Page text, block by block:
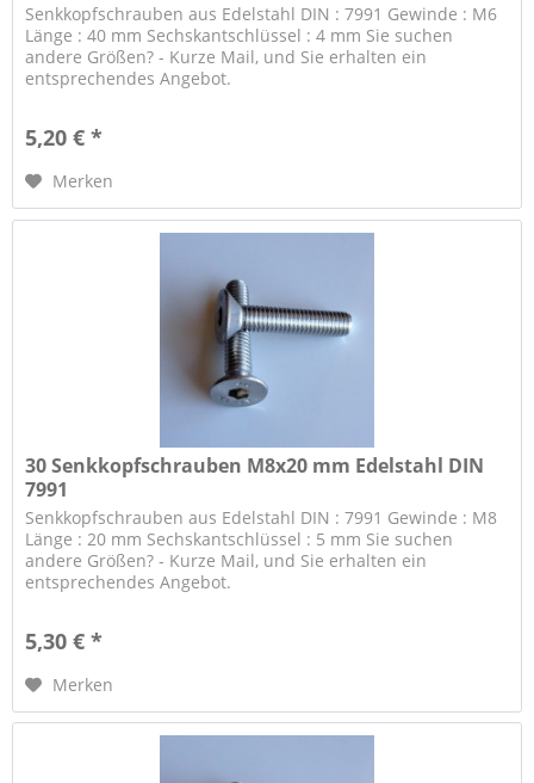
Senkkopfschrauben aus Edelstahl DIN : 7991 Gewinde : M6
Länge : 40 mm Sechskantschlüssel : 4 mm Sie suchen
andere Größen? - Kurze Mail, und Sie erhalten ein
entsprechendes Angebot.
5,20 € *
Merken
30 Senkkopfschrauben M8x20 mm Edelstahl DIN
7991
Senkkopfschrauben aus Edelstahl DIN : 7991 Gewinde : M8
Länge : 20 mm Sechskantschlüssel : 5 mm Sie suchen
andere Größen? - Kurze Mail, und Sie erhalten ein
entsprechendes Angebot.
5,30 € *
Merken